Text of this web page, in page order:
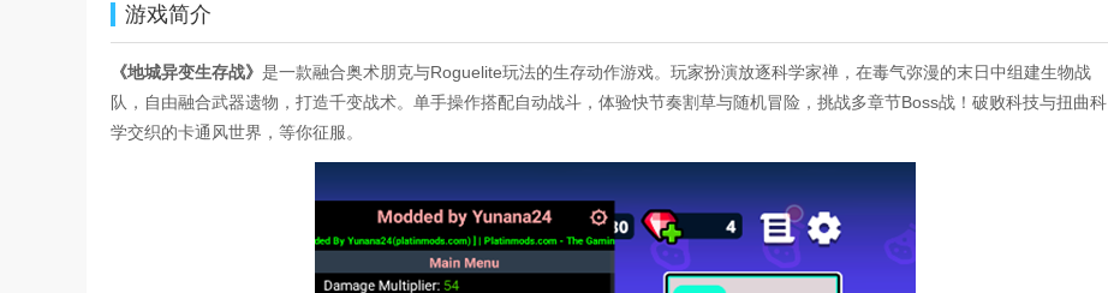
游戏简介
《地城异变生存战》 是一款融合奥术朋克与Roguelite玩法的生存动作游戏。玩家扮演放逐科学家禅，在毒气弥漫的末日中组建生物战
队，自由融合武器遗物，打造千变战术。单手操作搭配自动战斗，体验快节奏割草与随机冒险，挑战多章节Boss战！破败科技与扭曲科
学交织的卡通风世界，等你征服。